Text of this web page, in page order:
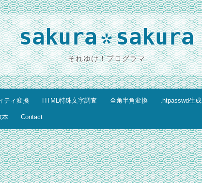
sakura*sakura
それゆけ！プログラマ
ティ変換 HTML特殊文字調査 全角半角変換 .htpasswd生成
本 Contact